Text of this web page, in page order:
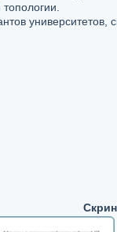
университетов,